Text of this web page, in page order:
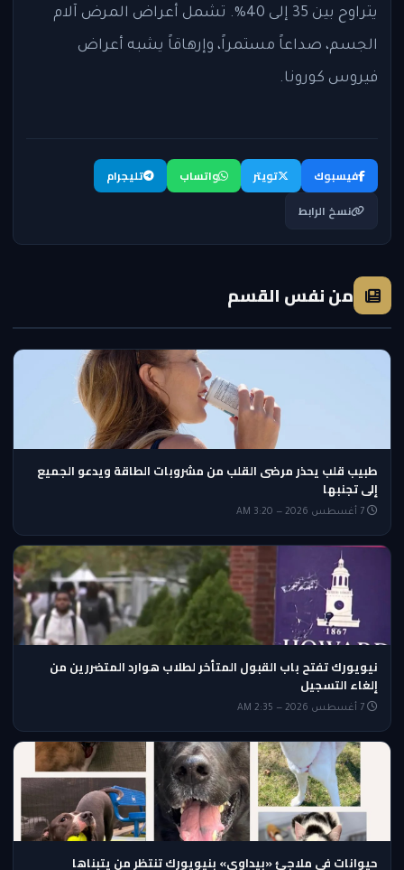
يتراوح بين 35 إلى 40%. تشمل أعراض المرض آلام
الجسم، صداعاً مستمراً، وإرهاقاً يشبه أعراض
فيروس كورونا.
فيسبوك تويتر واتساب
تليجرام
نسخ الرابط
من نفس القسم
طبيب قلب يحذر مرضى القلب من مشروبات الطاقة ويدعو الجميع
إلى تجنبها
نيويورك تفتح باب القبول المتأخر لطلاب هوارد المتضررين من
إلغاء التسجيل
حيوانات في ملاجئ «بيداوي» بنيويورك تنتظر من يتبناها